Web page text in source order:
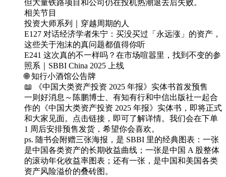
但大量铁路项目和公司仍在投机热潮退去后失败。
相关节目
投资大师系列｜穿越周期的人
E127 对话经济学者朱宁：买没买过「永远涨」的资产，
这些关于泡沫的真问题都值得你听
E241 这次真的不一样吗？在市场喧嚣里，找到不变的参
照系｜SBBI China 2025 上线
🌐 知行小酒馆公告牌
📖 《中国大类资产投资 2025 年报》实体书首发预售
一则好消息～陈鹏博士、有知有行和中信出版社一起合
作的《中国大类资产投资 2025 年报》实体书，即将正式
和大家见面。点击链接，即可了解详情。我们会在下单
1 周后安排预售发货，希望你会喜欢。
ps. 随书会附赠三张海报，是 SBBI 里的经典图表：一张
是中国各类资产的长期收益曲线；一张是中国 A 股整体
的滚动年化收益率图表；还有一张，是中国和美国各类
资产风险溢价的叠砖图。